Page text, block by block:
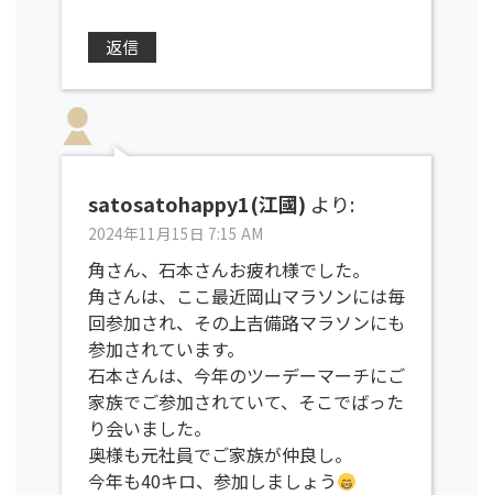
返信
satosatohappy1(江國) より:
2024年11月15日 7:15 AM
角さん、石本さんお疲れ様でした。
角さんは、ここ最近岡山マラソンには毎
回参加され、その上吉備路マラソンにも
参加されています。
石本さんは、今年のツーデーマーチにご
家族でご参加されていて、そこでばった
り会いました。
奥様も元社員でご家族が仲良し。
今年も40キロ、参加しましょう